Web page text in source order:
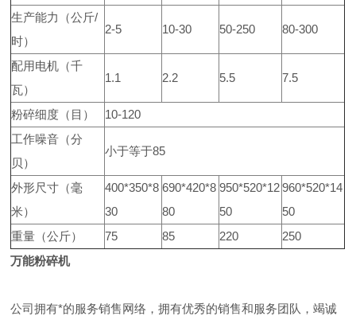
生产能力（公斤/
时）
2-5 10-30 50-250 80-300
配用电机（千
瓦）
1.1 2.2 5.5 7.5
粉碎细度（目）
10-120
工作噪音（分
贝）
小于等于85
外形尺寸（毫
米）
400*350*8
30
690*420*8
80
950*520*12
50
960*520*14
50
重量（公斤）
75 85 220
250
万能粉碎机
公司拥有*的服务销售网络，拥有优秀的销售和服务团队，竭诚